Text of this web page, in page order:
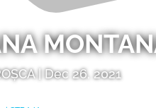
|Dec 26, 2021